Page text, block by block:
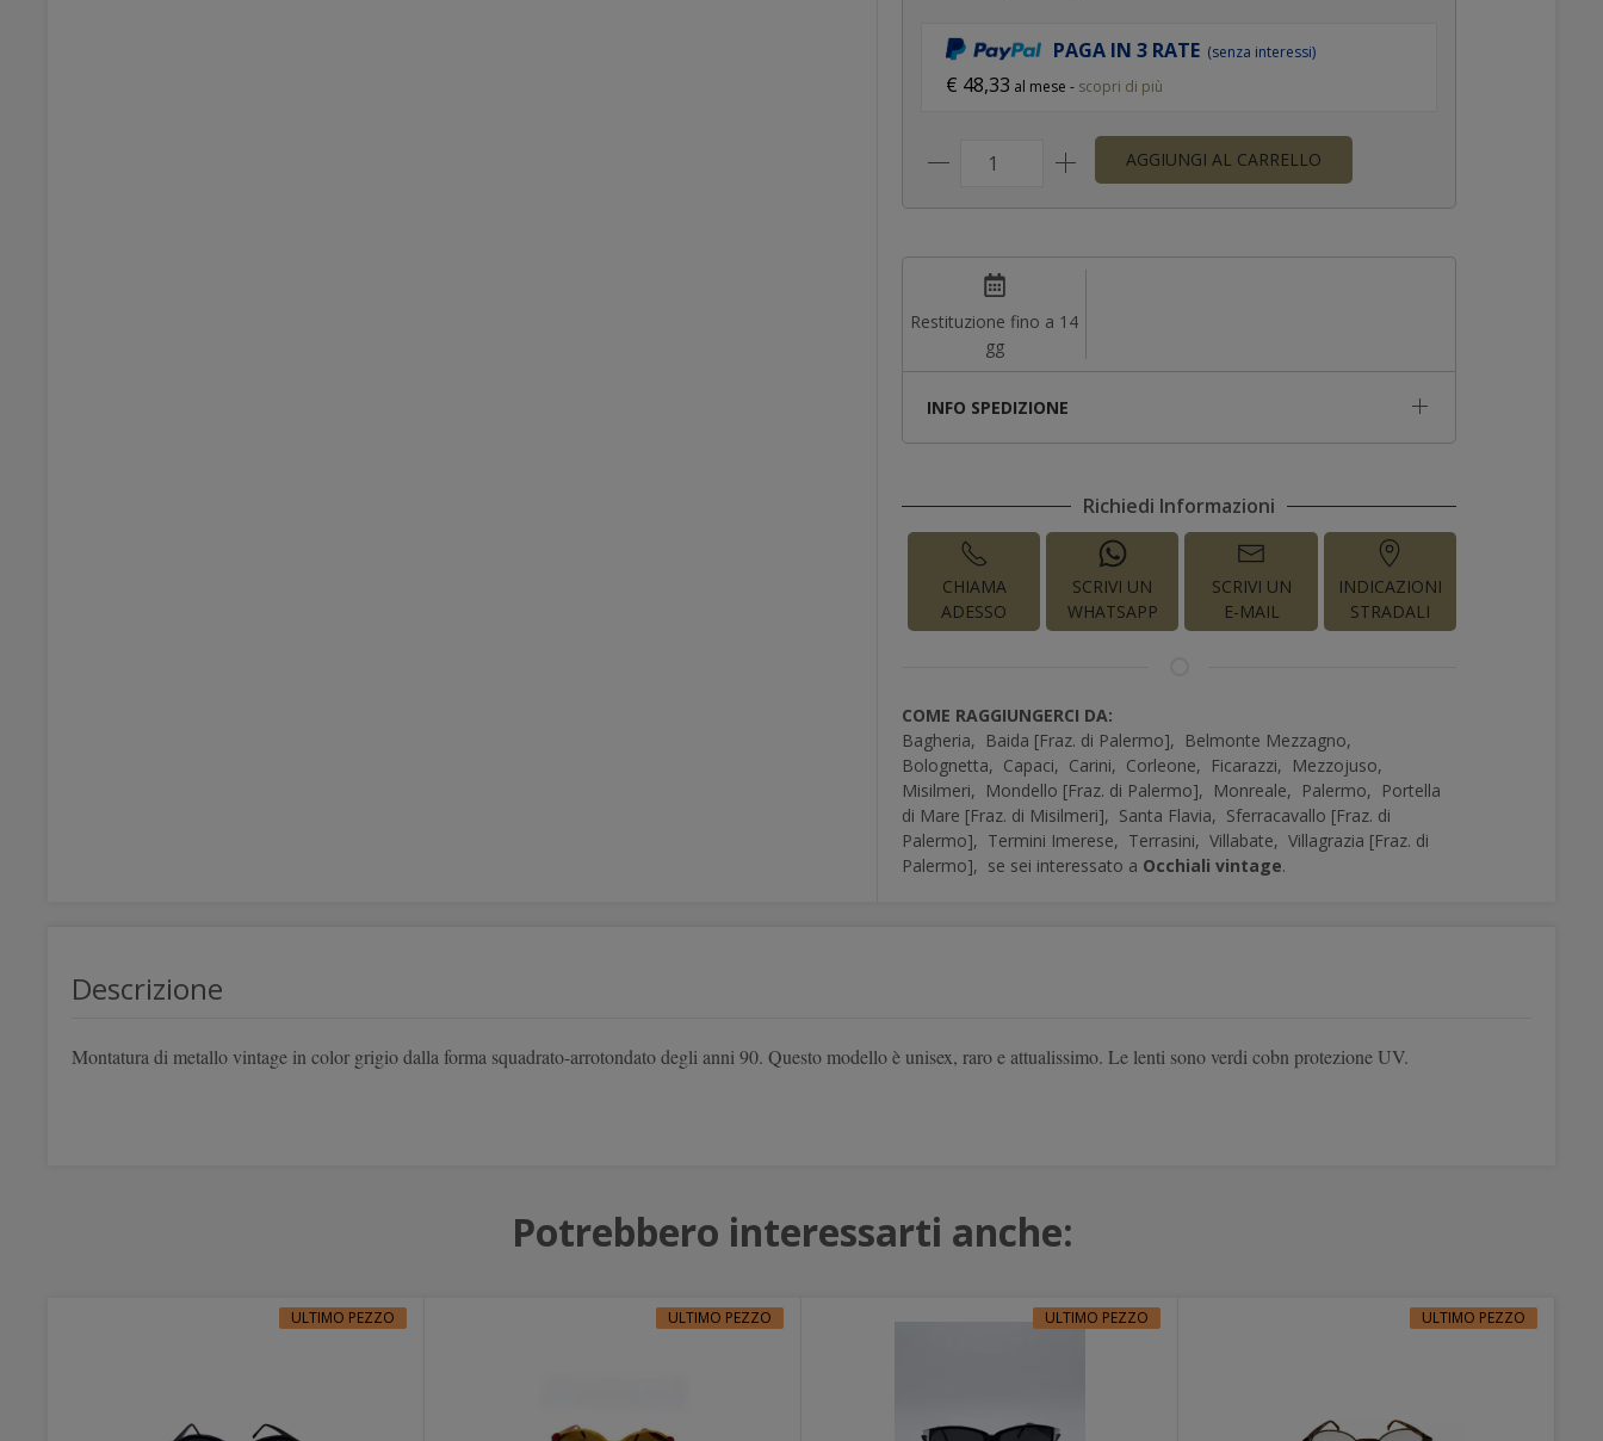
PAGA IN 3 RATE (senza interessi)
€ 48,33 al mese - scopri di più
AGGIUNGI AL CARRELLO
Restituzione fino a 14
gg
INFO SPEDIZIONE
Richiedi Informazioni
CHIAMA
ADESSO
SCRIVI UN
WHATSAPP
SCRIVI UN
E-MAIL
INDICAZIONI
STRADALI
COME RAGGIUNGERCI DA:
Bagheria, Baida [Fraz. di Palermo], Belmonte Mezzagno,
Bolognetta, Capaci, Carini, Corleone, Ficarazzi, Mezzojuso,
Misilmeri, Mondello [Fraz. di Palermo], Monreale, Palermo, Portella
di Mare [Fraz. di Misilmeri], Santa Flavia, Sferracavallo [Fraz. di
Palermo], Termini Imerese, Terrasini, Villabate, Villagrazia [Fraz. di
Palermo], se sei interessato a Occhiali vintage.
Descrizione
Montatura di metallo vintage in color grigio dalla forma squadrato-arrotondato degli anni 90. Questo modello è unisex, raro e attualissimo. Le lenti sono verdi cobn protezione UV.
Potrebbero interessarti anche:
ULTIMO PEZZO ULTIMO PEZZO ULTIMO PEZZO ULTIMO PEZZO